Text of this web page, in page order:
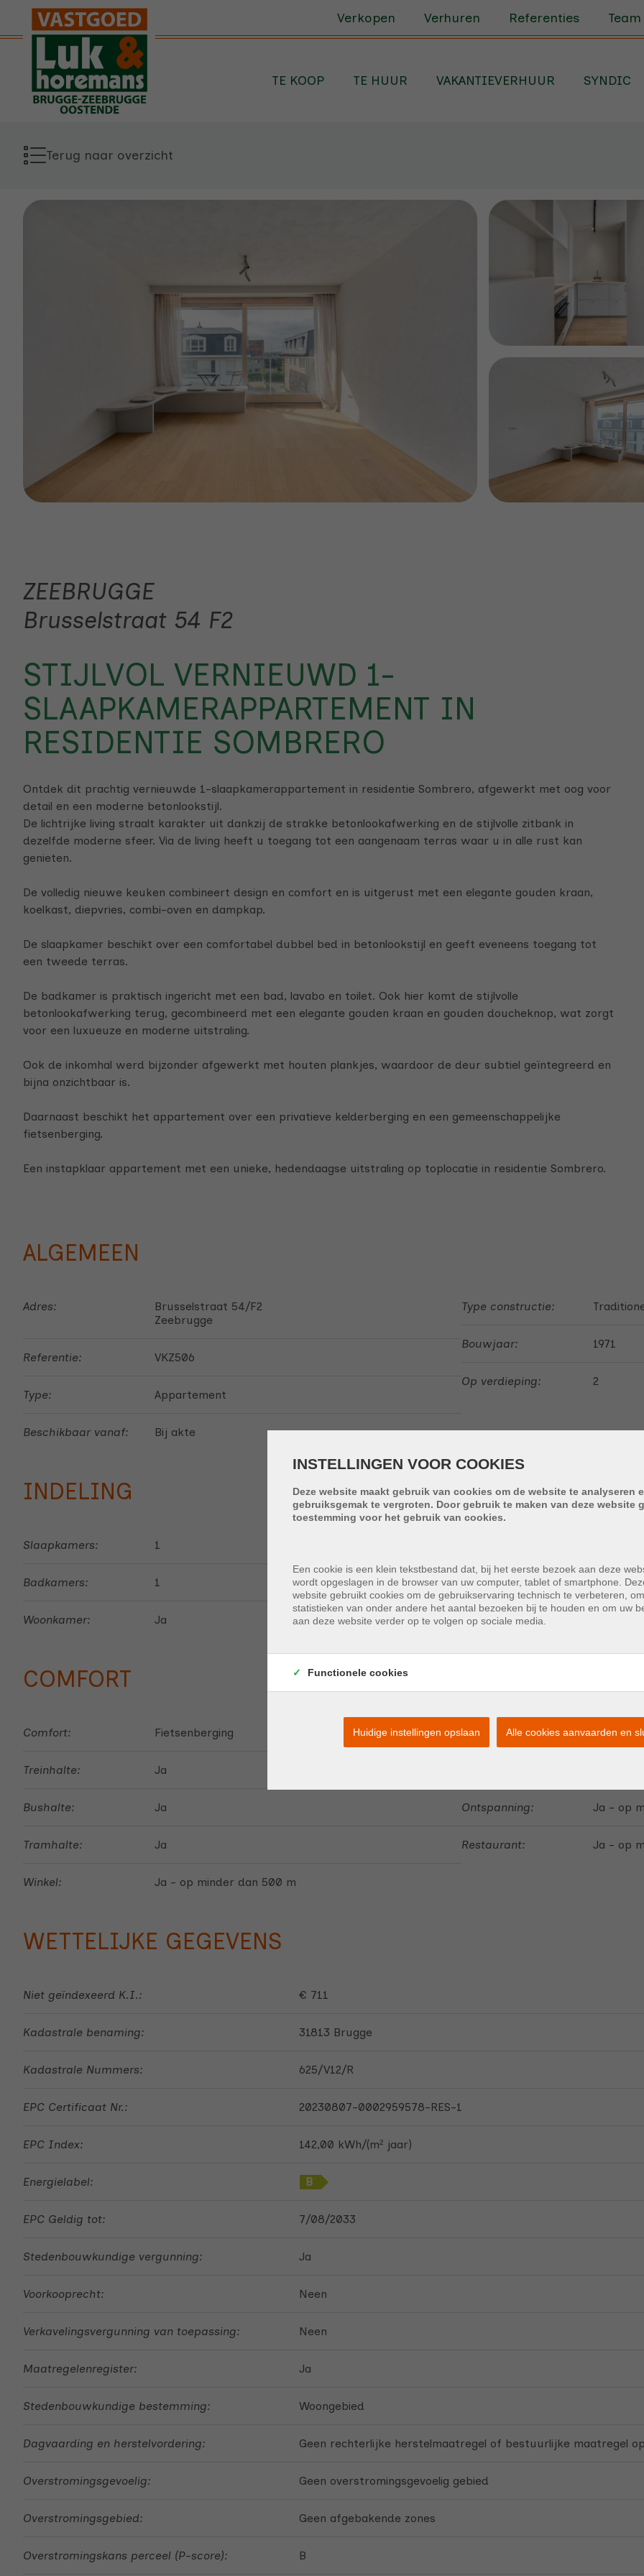
Menu overslaan en naar de inhoud gaan
Verkopen Verhuren Referenties Team
TE KOOP TE HUUR VAKANTIEVERHUUR SYNDIC
Terug naar overzicht
STIJLVOL VERNIEUWD 1-
SLAAPKAMERAPPARTEMENT IN
RESIDENTIE SOMBRERO
ZEEBRUGGE
Brusselstraat 54 F2
Ontdek dit prachtig vernieuwde 1-slaapkamerappartement in residentie Sombrero, afgewerkt met oog voor
detail en een moderne betonlookstijl.
De lichtrijke living straalt karakter uit dankzij de strakke betonlookafwerking en de stijlvolle zitbank in
dezelfde moderne sfeer. Via de living heeft u toegang tot een aangenaam terras waar u in alle rust kan
genieten.
De volledig nieuwe keuken combineert design en comfort en is uitgerust met een elegante gouden kraan,
koelkast, diepvries, combi-oven en dampkap.
De slaapkamer beschikt over een comfortabel dubbel bed in betonlookstijl en geeft eveneens toegang tot
een tweede terras.
De badkamer is praktisch ingericht met een bad, lavabo en toilet. Ook hier komt de stijlvolle
betonlookafwerking terug, gecombineerd met een elegante gouden kraan en gouden doucheknop, wat zorgt
voor een luxueuze en moderne uitstraling.
Ook de inkomhal werd bijzonder afgewerkt met houten plankjes, waardoor de deur subtiel geïntegreerd en
bijna onzichtbaar is.
Daarnaast beschikt het appartement over een privatieve kelderberging en een gemeenschappelijke
fietsenberging.
Een instapklaar appartement met een unieke, hedendaagse uitstraling op toplocatie in residentie Sombrero.
ALGEMEEN
Adres:
Brusselstraat 54/F2
Zeebrugge
Referentie: VKZ506
Type: Appartement
Beschikbaar vanaf: Bij akte
Type constructie:
Bouwjaar: 1971
Op verdieping: 2
INDELING
Slaapkamers: 1
Badkamers: 1
Woonkamer: Ja
Kelder: Ja
Terras:
COMFORT
Comfort: Fietsenberging
Treinhalte: Ja
Bushalte: Ja
Tramhalte: Ja
Winkel: Ja - op minder dan 500 m
School: Ja - op
Ja - op
Ontspanning: Ja - op
Restaurant: Ja - op
WETTELIJKE GEGEVENS
Niet geïndexeerd K.I.: € 711
Kadastrale benaming: 31813 Brugge
Kadastrale Nummers: 625/V12/R
EPC Certificaat Nr.: 20230807-0002959578-RES-1
EPC Index: 142,00 kWh/(m² jaar)
Energielabel: B
EPC Geldig tot: 7/08/2033
Stedenbouwkundige vergunning: Ja
Voorkooprecht: Neen
Verkavelingsvergunning van toepassing: Neen
Maatregelenregister: Ja
Stedenbouwkundige bestemming: Woongebied
Dagvaarding en herstelvordering: Geen rechterlijke herstelmaatregel of bestuurlijke maatregel
Overstromingsgevoelig: Geen overstromingsgevoelig gebied
Overstromingsgebied: Geen afgebakende zones
Overstromingskans perceel (P-score): B
INSTELLINGEN VOOR COOKIES
Deze website maakt gebruik van cookies om de website te analyseren
gebruiksgemak te vergroten. Door gebruik te maken van deze website
toestemming voor het gebruik van cookies.
Een cookie is een klein tekstbestand dat, bij het eerste bezoek aan deze
wordt opgeslagen in de browser van uw computer, tablet of smartphone.
website gebruikt cookies om de gebruikservaring technisch te verbeteren, om
statistieken van onder andere het aantal bezoeken bij te houden en om uw
aan deze website verder op te volgen op sociale media.
Functionele cookies
Huidige instellingen opslaan Alle cookies aanvaarden en